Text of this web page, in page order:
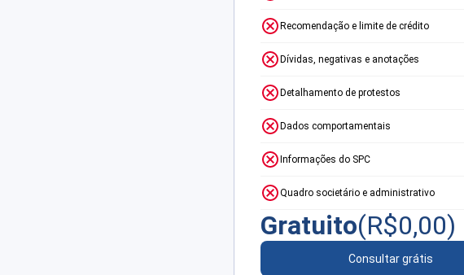
Recomendação e limite de crédito
Dívidas, negativas e anotações
Detalhamento de protestos
Dados comportamentais
Informações do SPC
Quadro societário e administrativo
Gratuito(R$0,00)
Consultar grátis